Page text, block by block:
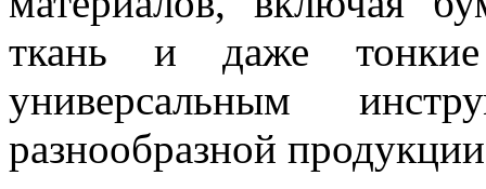
ткань и даже
универсальным
разнообразной